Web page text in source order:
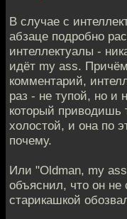
В случае с
абзаце подробно
интеллектуалы -
идёт my ass.
комментарий,
раз - не тупой, но и
который
холостой, и она по
почему.
Или "Oldman, my
объяснил, что он не
старикашкой